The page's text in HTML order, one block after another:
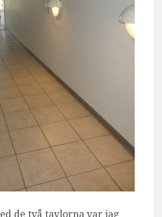
de två tavlorna var jag